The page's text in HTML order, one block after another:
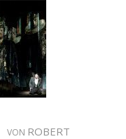
VON ROBERT